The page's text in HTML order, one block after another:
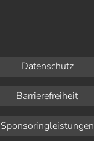
Datenschutz
Barrierefreiheit
Sponsoringleistungen